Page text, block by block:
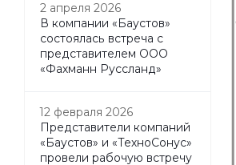
2 апреля 2026
В компании «Баустов»
состоялась встреча с
представителем ООО
«Фахманн Руссланд»
12 февраля 2026
Представители компаний
«Баустов» и «ТехноСонус»
провели рабочую встречу